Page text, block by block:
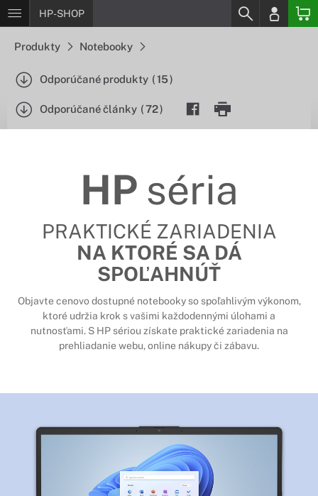
HP-SHOP
Produkty Notebooky
Odporúčané produkty (15)
Odporúčané články (72)
HP séria
PRAKTICKÉ ZARIADENIA
NA KTORÉ SA DÁ
SPOĽAHNÚŤ
Objavte cenovo dostupné notebooky so spoľahlivým výkonom,
ktoré udržia krok s vašimi každodennými úlohami a
nutnosťami. S HP sériou získate praktické zariadenia na
prehliadanie webu, online nákupy či zábavu.